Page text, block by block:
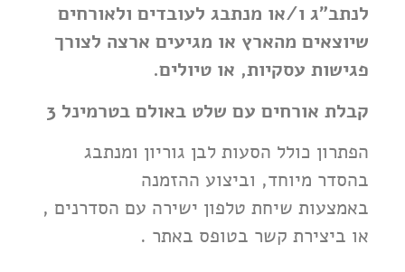
לנתב"ג ו/או מנתבג לעובדים ולאורחים
שיוצאים מהארץ או מגיעים ארצה לצורך
פגישות עסקיות, או טיולים.
קבלת אורחים עם שלט באולם בטרמינל 3
הפתרון כולל הסעות לבן גוריון ומנתבג
בהסדר מיוחד, וביצוע ההזמנה
באמצעות שיחת טלפון ישירה עם הסדרנים ,
או ביצירת קשר בטופס באתר .